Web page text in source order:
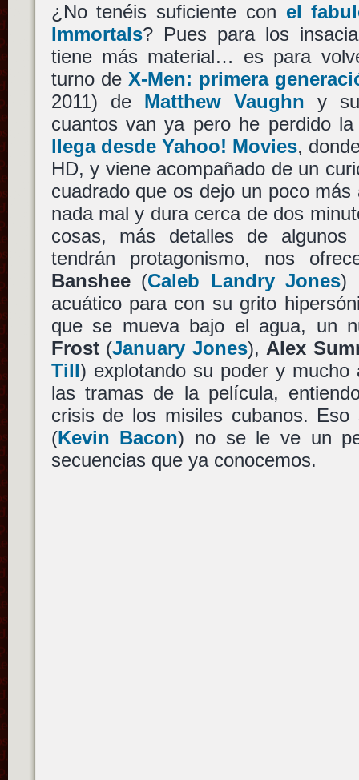
¿No tenéis suficiente con el
Immortals? Pues para los
tiene más material… es para
turno de X-Men: primera
2011) de Matthew Vaughn y
cuantos van ya pero he perdido
llega desde Yahoo! Movies,
HD, y viene acompañado de un
cuadrado que os dejo un poco
nada mal y dura cerca de dos
cosas, más detalles de
tendrán protagonismo, nos
Banshee(Caleb Landry Jones)
acuático para con su grito
que se mueva bajo el agua, un
Frost(January Jones), Alex
Till) explotando su poder y mucho
las tramas de la película,
crisis de los misiles cubanos.
(Kevin Bacon) no se le ve un
secuencias que ya conocemos.